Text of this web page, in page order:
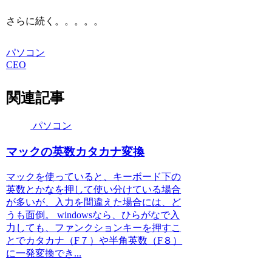
さらに続く。。。。。
パソコン
CEO
関連記事
パソコン
マックの英数カタカナ変換
マックを使っていると、キーボード下の
英数とかなを押して使い分けている場合
が多いが、入力を間違えた場合には、ど
うも面倒。 windowsなら、ひらがなで入
力しても、ファンクションキーを押すこ
とでカタカナ（F７）や半角英数（F８）
に一発変換でき...